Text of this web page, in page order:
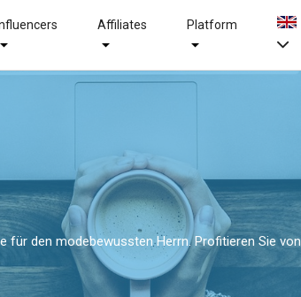
Affiliates Platform
den modebewussten Herrn. Profitieren Sie